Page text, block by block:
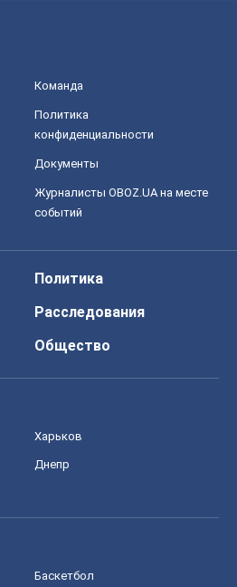
Команда
Политика
конфиденциальности
Документы
Журналисты OBOZ.UA на месте
событий
Политика
Расследования
Общество
Харьков
Днепр
Баскетбол